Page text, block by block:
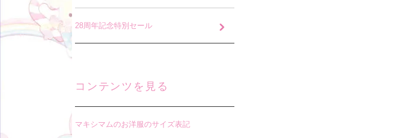
28周年記念特別セール
コンテンツを見る
マキシマムのお洋服のサイズ表記